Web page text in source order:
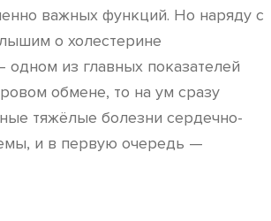
важных функций. Но наряду с
о холестерине
одном из главных показателей
обмене, то на ум сразу
тяжёлые болезни сердечно-
и в первую очередь —